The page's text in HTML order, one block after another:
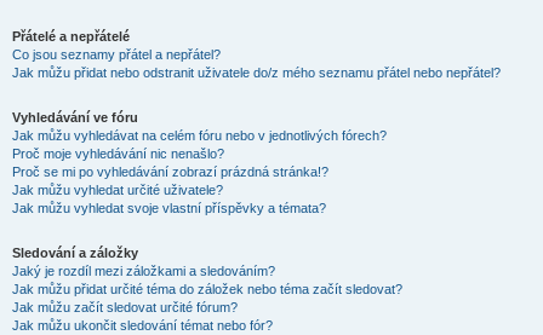
Přátelé a nepřátelé
Co jsou seznamy přátel a nepřátel?
Jak můžu přidat nebo odstranit uživatele do/z mého seznamu přátel nebo nepřátel?
Vyhledávání ve fóru
Jak můžu vyhledávat na celém fóru nebo v jednotlivých fórech?
Proč moje vyhledávání nic nenašlo?
Proč se mi po vyhledávání zobrazí prázdná stránka!?
Jak můžu vyhledat určité uživatele?
Jak můžu vyhledat svoje vlastní příspěvky a témata?
Sledování a záložky
Jaký je rozdíl mezi záložkami a sledováním?
Jak můžu přidat určité téma do záložek nebo téma začít sledovat?
Jak můžu začít sledovat určité fórum?
Jak můžu ukončit sledování témat nebo fór?